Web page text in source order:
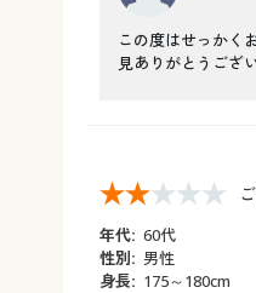
この度はせっかく
見ありがとうござ
年代: 60代
性別: 男性
身長: 175～180cm